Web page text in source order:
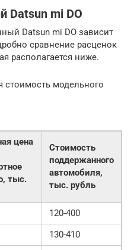
Datsun mi DO
Datsun mi DO зависит
сравнение расценок
располагается ниже.
стоимость модельного
цена
тыс.
Стоимость
поддержанного
автомобиля,
тыс. рубль
120-400
130-410